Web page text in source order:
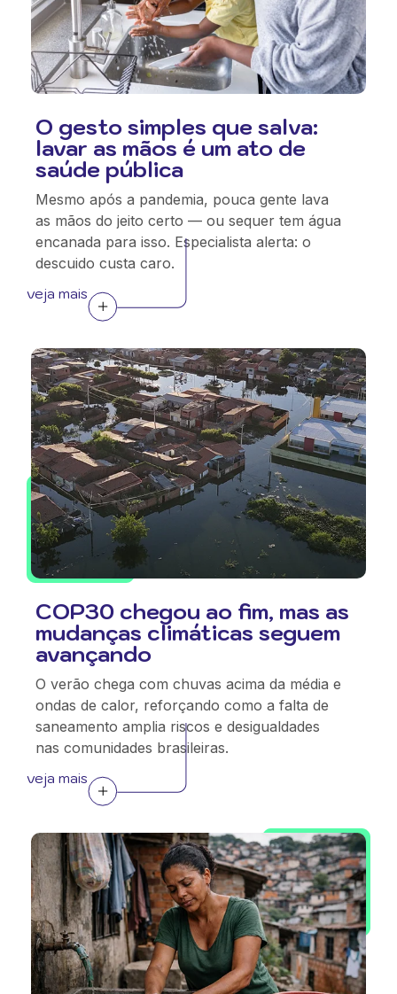
O gesto simples que salva:
lavar as mãos é um ato de
saúde pública
Mesmo após a pandemia, pouca gente lava
as mãos do jeito certo — ou sequer tem água
encanada para isso. Especialista alerta: o
descuido custa caro.
veja mais
COP30 chegou ao fim, mas as
mudanças climáticas seguem
avançando
O verão chega com chuvas acima da média e
ondas de calor, reforçando como a falta de
saneamento amplia riscos e desigualdades
nas comunidades brasileiras.
veja mais